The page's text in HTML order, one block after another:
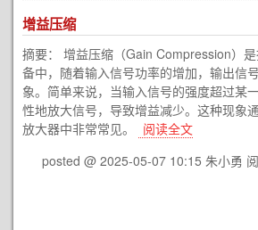
增益压缩
摘要： 增益压缩（Gain Compression）
备中，随着输入信号功率的增加，输出信
象。简单来说，当输入信号的强度超过某
性地放大信号，导致增益减少。这种现象
放大器中非常常见。
阅读全文
posted @ 2025-05-07 10:15 朱小勇